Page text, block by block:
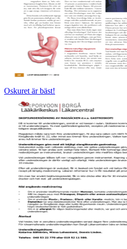
Oskuret är bäst!